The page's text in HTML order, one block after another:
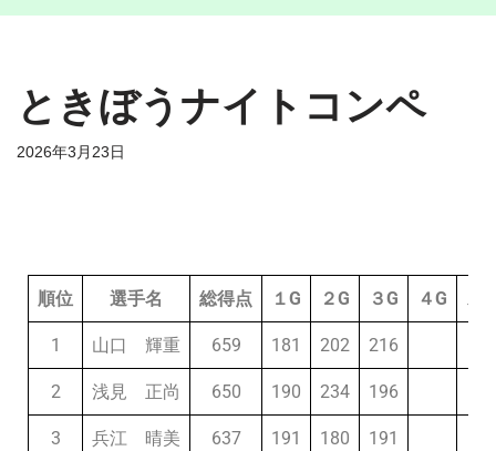
ときぼうナイトコンペ
2026年3月23日
順位 選手名 総得点 １G ２G ３G ４G ス
1 山口 輝重 659 181 202 216
2 浅見 正尚 650 190 234 196
3 兵江 晴美 637 191 180 191